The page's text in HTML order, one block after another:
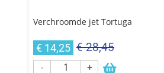
Verchroomde jet Tortuga
€ 14,25 € 28,45
- +